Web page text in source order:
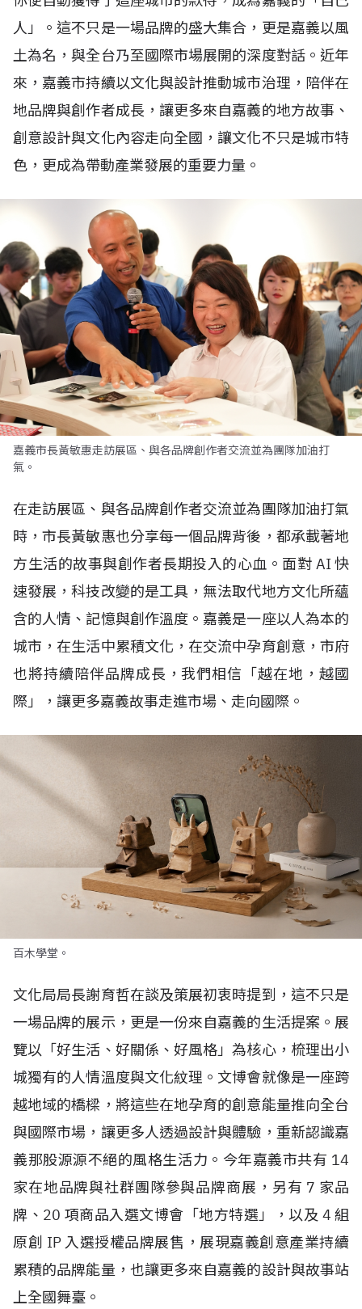
人」。這不只是一場品牌的盛大集合，更是嘉義以風
土為名，與全台乃至國際市場展開的深度對話。近年
來，嘉義市持續以文化與設計推動城市治理，陪伴在
地品牌與創作者成長，讓更多來自嘉義的地方故事、
創意設計與文化內容走向全國，讓文化不只是城市特
色，更成為帶動產業發展的重要力量。
嘉義市長黃敏惠走訪展區、與各品牌創作者交流並為團隊加油打
氣。
在走訪展區、與各品牌創作者交流並為團隊加油打氣
時，市長黃敏惠也分享每一個品牌背後，都承載著地
方生活的故事與創作者長期投入的心血。面對 AI快
速發展，科技改變的是工具，無法取代地方文化所蘊
含的人情、記憶與創作溫度。嘉義是一座以人為本的
城市，在生活中累積文化，在交流中孕育創意，市府
也將持續陪伴品牌成長，我們相信「越在地，越國
際」，讓更多嘉義故事走進市場、走向國際。
百木學堂。
文化局局長謝育哲在談及策展初衷時提到，這不只是
一場品牌的展示，更是一份來自嘉義的生活提案。展
覽以「好生活、好關係、好風格」為核心，梳理出小
城獨有的人情溫度與文化紋理。文博會就像是一座跨
越地域的橋樑，將這些在地孕育的創意能量推向全台
與國際市場，讓更多人透過設計與體驗，重新認識嘉
義那股源源不絕的風格生活力。今年嘉義市共有 14
家在地品牌與社群團隊參與品牌商展，另有 7 家品
牌、 20 項商品入選文博會「地方特選」，以及 4 組
原創 IP 入選授權品牌展售，展現嘉義創意產業持續
累積的品牌能量，也讓更多來自嘉義的設計與故事站
上全國舞臺。